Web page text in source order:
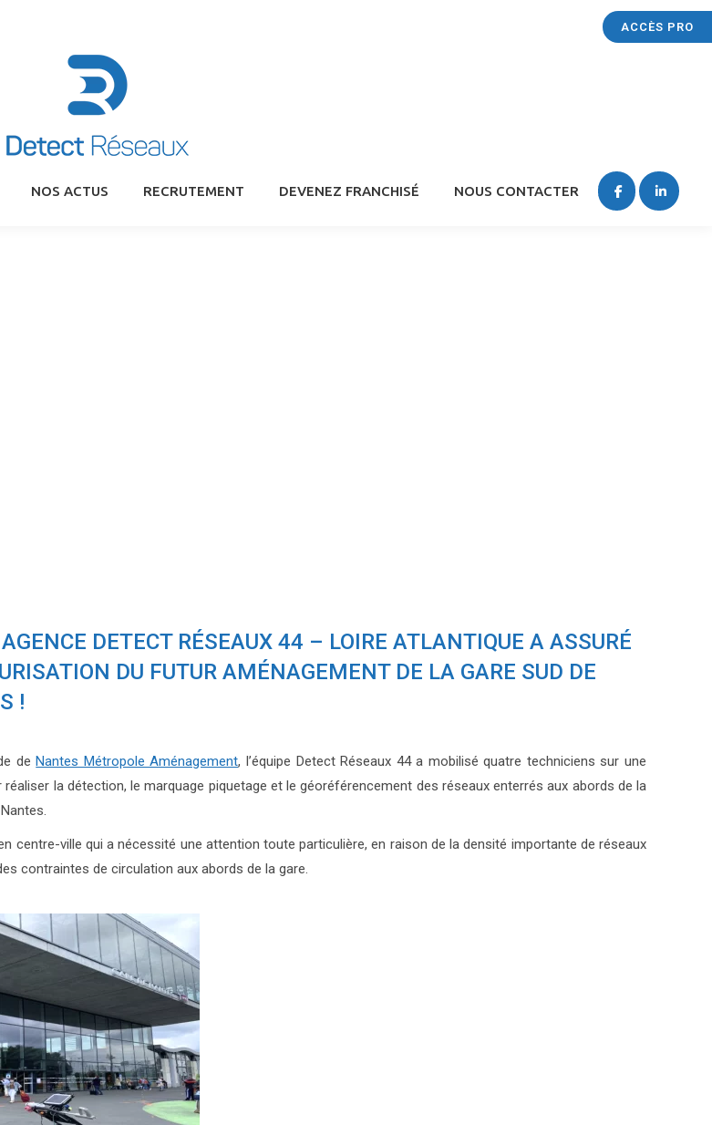
ACCÈS PRO
NOS ACTUS RECRUTEMENT DEVENEZ FRANCHISÉ NOUS CONTACTER
DETECT RÉSEAUX 44 – LOIRE ATLANTIQUE A ASSURÉ
DU FUTUR AMÉNAGEMENT DE LA GARE SUD DE
!
deNantes Métropole Aménagement, l’équipe Detect Réseaux 44 a mobilisé quatre techniciens sur une
réaliser la détection, le marquage piquetage et le géoréférencement des réseaux enterrés aux abords de la
centre-ville qui a nécessité une attention toute particulière, en raison de la densité importante de réseaux
contraintes de circulation aux abords de la gare.